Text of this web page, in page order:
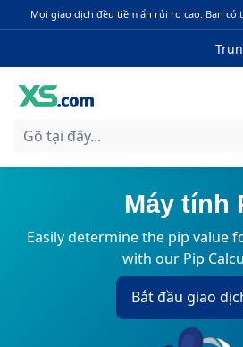
Mọi giao dịch đều tiềm ẩn rủi ro cao. Bạn
Máy tính
Easily determine the pip value
with our Pip
Bắt đầu giao